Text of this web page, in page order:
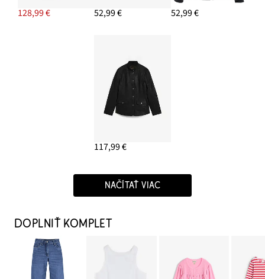
128,99 € 52,99 € 52,99 €
117,99 €
NAČÍTAŤ VIAC
DOPLNIŤ KOMPLET